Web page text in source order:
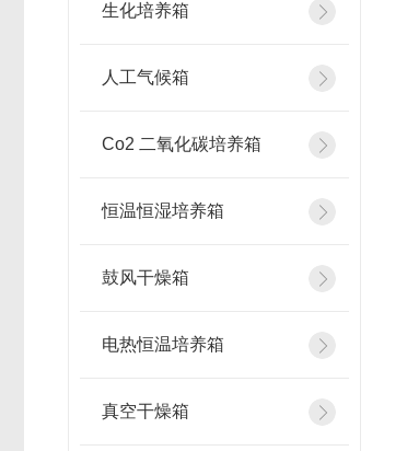
生化培养箱
人工气候箱
Co2 二氧化碳培养箱
恒温恒湿培养箱
鼓风干燥箱
电热恒温培养箱
真空干燥箱